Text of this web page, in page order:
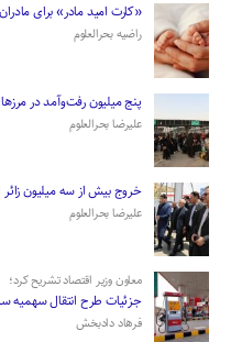
«کارت امید مادر» برای مادران بیش از ۲۷۰ هزار
راضیه بحرالعلوم
پنج میلیون رفت‌وآمد در
علیرضا بحرالعلوم
­خروج بیش از سه میلیون زائر
علیرضا بحرالعلوم
معاون وزیر اقتصاد تشریح کرد؛
جزئیات طرح انتقال سهمیه
فرهاد دادبخش